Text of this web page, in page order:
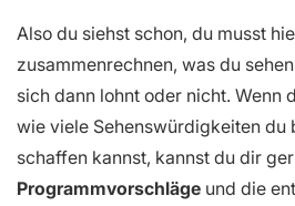
Also du siehst schon, du musst
zusammenrechnen, was du
sich dann lohnt oder nicht. Wenn
wie viele Sehenswürdigkeiten du
schaffen kannst, kannst du dir
Programmvorschläge und die